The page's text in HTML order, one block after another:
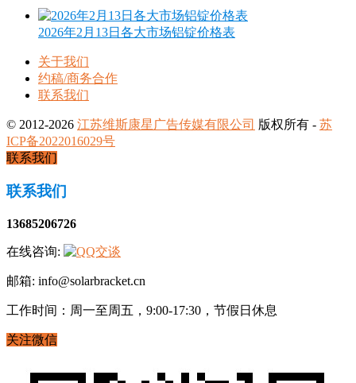
2026年2月13日各大市场铝锭价格表
关于我们
约稿/商务合作
联系我们
© 2012-2026 江苏维斯康星广告传媒有限公司 版权所有 - 苏
ICP备2022016029号
联系我们
联系我们
13685206726
在线咨询:
邮箱: info@solarbracket.cn
工作时间：周一至周五，9:00-17:30，节假日休息
关注微信